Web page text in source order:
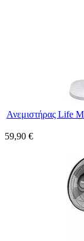
Ανεμιστήρας Life
59,90 €